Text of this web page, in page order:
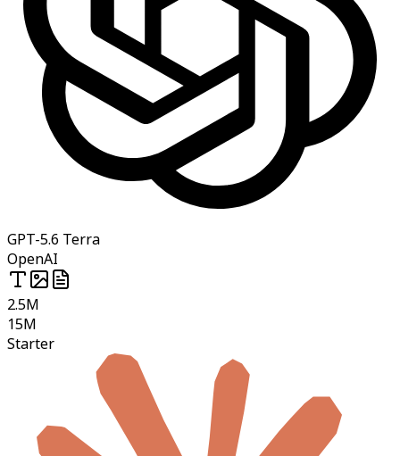
GPT-5.6 Terra
OpenAI
2.5M
15M
Starter